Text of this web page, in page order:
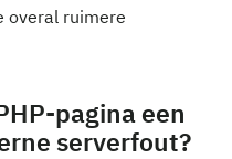
overal ruimere
pagina een
serverfout?